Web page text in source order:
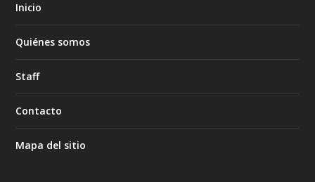
Inicio
Quiénes somos
Staff
Contacto
Mapa del sitio